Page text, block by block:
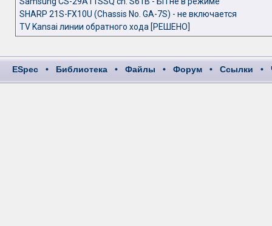
SHARP 21S-FX10U (Chassis No. GA-7S) - не включается
TV Kansai линии обратного хода [РЕШЕНО]
ESpec • Библиотека • Файлы • Форум • Ссылки •